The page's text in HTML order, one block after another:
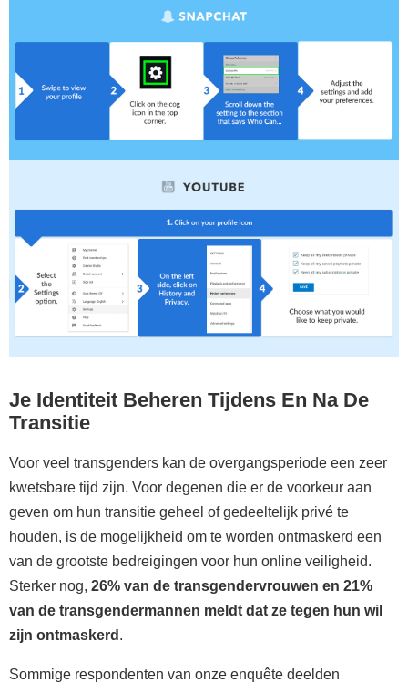
Je Identiteit Beheren Tijdens En Na De
Transitie
Voor veel transgenders kan de overgangsperiode een zeer
kwetsbare tijd zijn. Voor degenen die er de voorkeur aan
geven om hun transitie geheel of gedeeltelijk privé te
houden, is de mogelijkheid om te worden ontmaskerd een
van de grootste bedreigingen voor hun online veiligheid.
Sterker nog, 26% van de transgendervrouwen en 21%
van de transgendermannen meldt dat ze tegen hun wil
zijn ontmaskerd .
Sommige respondenten van onze enquête deelden